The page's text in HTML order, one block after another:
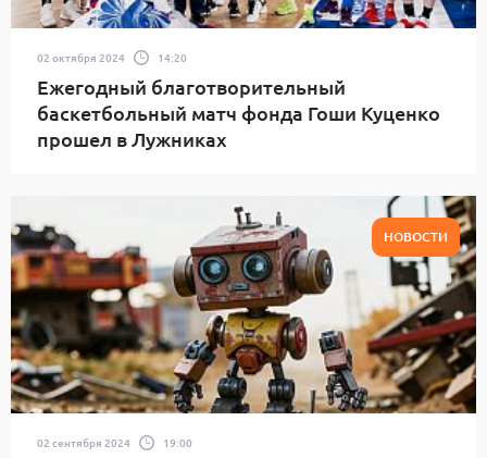
02 октября 2024 14:20
Ежегодный благотворительный
баскетбольный матч фонда Гоши Куценко
прошел в Лужниках
НОВОСТИ
02 сентября 2024 19:00